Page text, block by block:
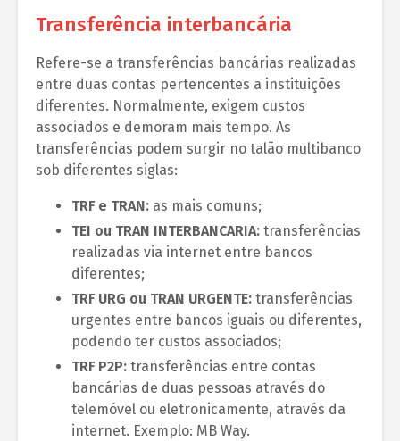
Transferência interbancária
Refere-se a transferências bancárias realizadas
entre duas contas pertencentes a instituições
diferentes. Normalmente, exigem custos
associados e demoram mais tempo. As
transferências podem surgir no talão multibanco
sob diferentes siglas:
TRF e TRAN: as mais comuns;
TEI ou TRAN INTERBANCARIA: transferências
realizadas via internet entre bancos
diferentes;
TRF URG ou TRAN URGENTE: transferências
urgentes entre bancos iguais ou diferentes,
podendo ter custos associados;
TRF P2P: transferências entre contas
bancárias de duas pessoas através do
telemóvel ou eletronicamente, através da
internet. Exemplo: MB Way.